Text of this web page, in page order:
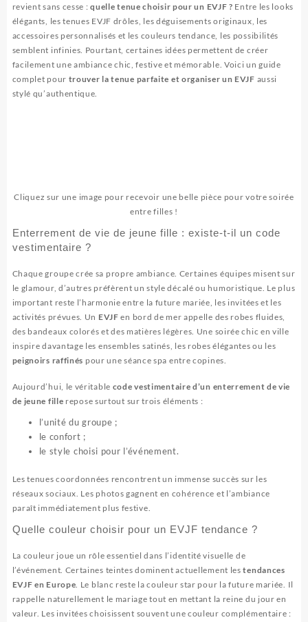
revient sans cesse :quelle tenue choisir pour un EVJF ? Entre les looks
élégants, les tenues EVJF drôles, les déguisements originaux, les
accessoires personnalisés et les couleurs tendance, les possibilités
semblent infinies. Pourtant, certaines idées permettent de créer
facilement une ambiance chic, festive et mémorable. Voici un guide
complet pour trouver la tenue parfaite et organiser un EVJF aussi
stylé qu’authentique.
Cliquez sur une image pour recevoir une belle pièce pour votre soirée
entre filles !
Enterrement de vie de jeune fille : existe-t-il un code
vestimentaire ?
Chaque groupe crée sa propre ambiance. Certaines équipes misent sur
le glamour, d’autres préfèrent un style décalé ou humoristique. Le plus
important reste l’harmonie entre la future mariée, les invitées et les
activités prévues. Un EVJF en bord de mer appelle des robes fluides,
des bandeaux colorés et des matières légères. Une soirée chic en ville
inspire davantage les ensembles satinés, les robes élégantes ou les
peignoirs raffinés pour une séance spa entre copines.
Aujourd’hui, le véritable code vestimentaire d’un enterrement de vie
de jeune fille repose surtout sur trois éléments :
l’unité du groupe ;
le confort ;
le style choisi pour l’événement.
Les tenues coordonnées rencontrent un immense succès sur les
réseaux sociaux. Les photos gagnent en cohérence et l’ambiance
paraît immédiatement plus festive.
Quelle couleur choisir pour un EVJF tendance ?
La couleur joue un rôle essentiel dans l’identité visuelle de
l’événement. Certaines teintes dominent actuellement lestendances
EVJF en Europe. Le blanc reste la couleur star pour la future mariée. Il
rappelle naturellement le mariage tout en mettant la reine du jour en
valeur. Les invitées choisissent souvent une couleur complémentaire :